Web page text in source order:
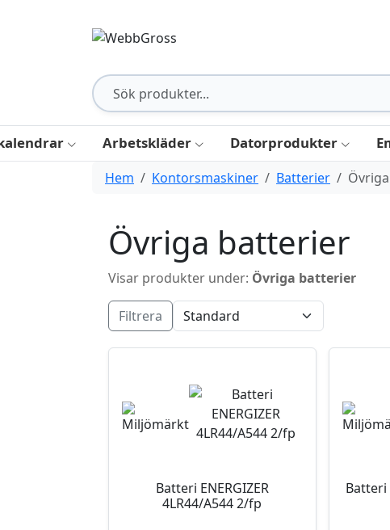
Arbetskläder Datorprodukter
Hem Kontorsmaskiner Batterier
Övriga batterier
Visar produkter under: Övriga batterier
Filtrera
Batteri ENERGIZER
4LR44/A544 2/fp
Batteri